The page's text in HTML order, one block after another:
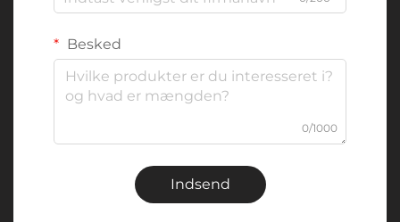
Besked
0/1000
Indsend